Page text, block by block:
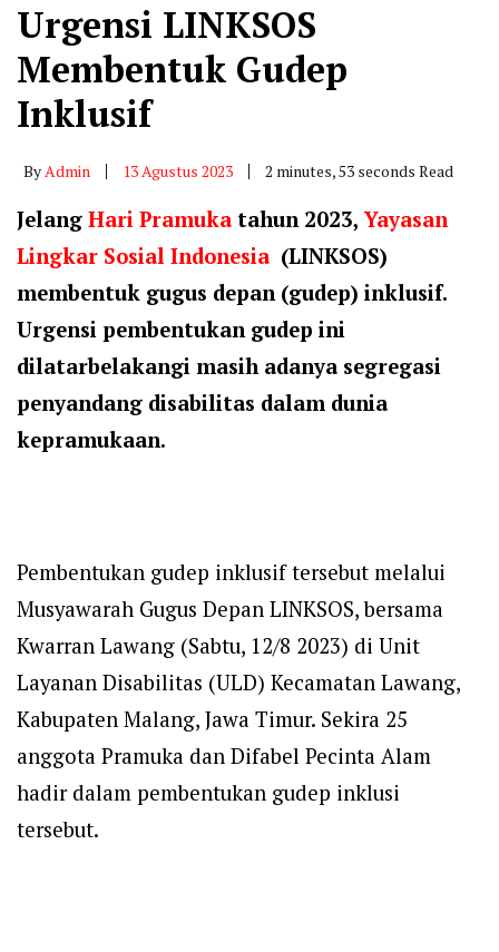
Urgensi LINKSOS
Membentuk Gudep
Inklusif
ByAdmin 13 Agustus 2023 2 minutes, 53 seconds Read
Jelang Hari Pramuka tahun 2023,Yayasan
Lingkar Sosial Indonesia (LINKSOS)
membentuk gugus depan (gudep) inklusif.
Urgensi pembentukan gudep ini
dilatarbelakangi masih adanya segregasi
penyandang disabilitas dalam dunia
kepramukaan.
Pembentukan gudep inklusif tersebut melalui
Musyawarah Gugus Depan LINKSOS, bersama
Kwarran Lawang (Sabtu, 12/8 2023) di Unit
Layanan Disabilitas (ULD) Kecamatan Lawang,
Kabupaten Malang, Jawa Timur. Sekira 25
anggota Pramuka dan Difabel Pecinta Alam
hadir dalam pembentukan gudep inklusi
tersebut.